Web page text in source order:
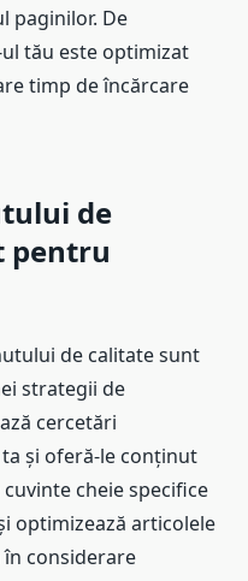
paginilor. De
tău este optimizat
timp de încărcare
de
pentru
de calitate sunt
strategii de
cercetări
și oferă-le conținut
cheie specifice
optimizează articolele
în considerare